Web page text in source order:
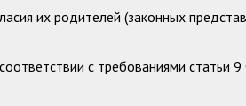
их родителей (законных
с требованиями статьи